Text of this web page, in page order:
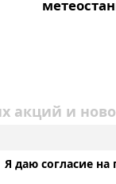
акций и
Я даю согласие